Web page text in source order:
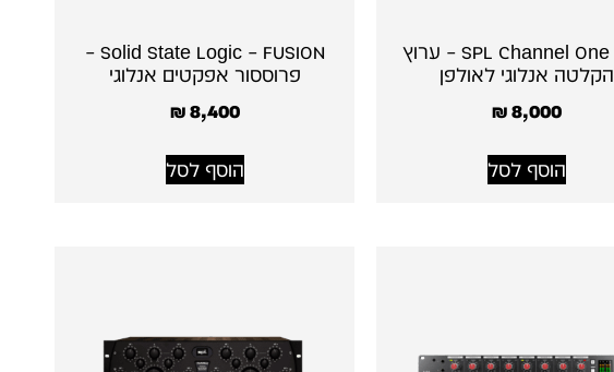
SPL Channel One Mk3 – ערוץ
הקלטה אנלוגי לאולפן
₪8,000
הוסף לסל
Solid State Logic – FUSION –
פרוססור אפקטים אנלוגי
₪8,400
הוסף לסל